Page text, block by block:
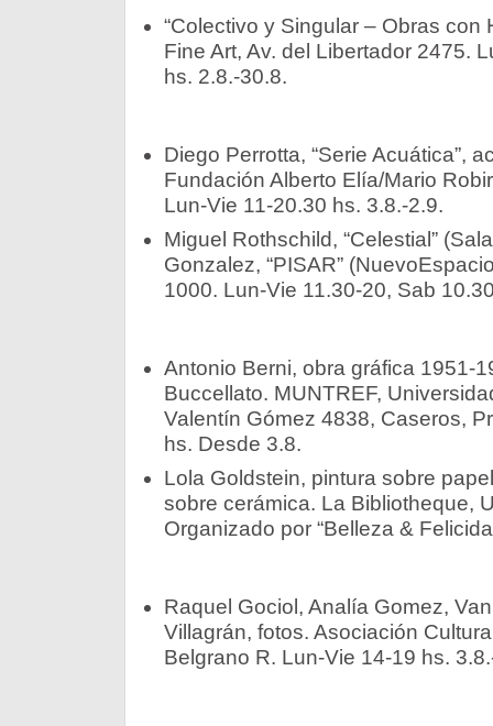
“Colectivo y Singular – Obras con
Fine Art, Av. del Libertador 2475.
hs. 2.8.-30.8.
Diego Perrotta, “Serie Acuática”,
Fundación Alberto Elía/Mario
Lun-Vie 11-20.30 hs. 3.8.-2.9.­
Miguel Rothschild, “Celestial”
Gonzalez, “PISAR”
1000. Lun-Vie 11.30-20, Sab
Antonio Berni, obra gráfica 1951-
Buccellato. MUNTREF,
Valentín Gómez 4838, Caseros,
hs. Desde 3.8.
Lola Goldstein, pintura sobre
sobre cerámica. La Bibliotheque,
Organizado por “Belleza &
Raquel Gociol, Analía Gomez,
Villagrán, fotos. Asociación
Belgrano R. Lun-Vie 14-19 hs.